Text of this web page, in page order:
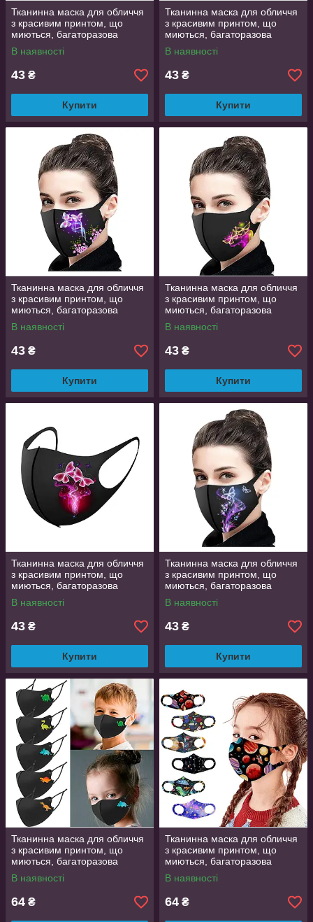
Тканинна маска для обличчя
з красивим принтом, що
миються, багаторазова
маска, легко дихати в ній
В наявності
43 ₴
Купити
Тканинна маска для обличчя
з красивим принтом, що
миються, багаторазова
маска, легко дихати в ній
В наявності
43 ₴
Купити
Тканинна маска для обличчя
з красивим принтом, що
миються, багаторазова
маска, легко дихати в ній
В наявності
43 ₴
Купити
Тканинна маска для обличчя
з красивим принтом, що
миються, багаторазова
маска, легко дихати в ній
В наявності
43 ₴
Купити
Тканинна маска для обличчя
з красивим принтом, що
миються, багаторазова
маска, легко дихати в ній
В наявності
43 ₴
Купити
Тканинна маска для обличчя
з красивим принтом, що
миються, багаторазова
маска, легко дихати в ній
yesn
В наявності
43 ₴
Купити
Тканинна маска для обличчя
з красивим принтом, що
миються, багаторазова
маска, легко дихати в ній
В наявності
64 ₴
Тканинна маска для обличчя
з красивим принтом, що
миються, багаторазова
маска, легко дихати в ній
В наявності
64 ₴